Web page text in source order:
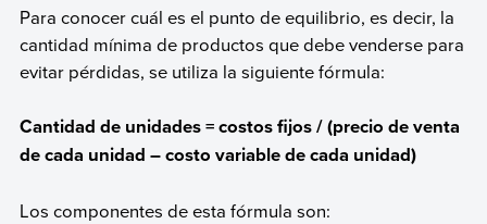
Para conocer cuál es el punto de equilibrio, es decir, la
cantidad mínima de productos que debe venderse para
evitar pérdidas, se utiliza la siguiente fórmula:
Cantidad de unidades = costos fijos / (precio de venta
de cada unidad – costo variable de cada unidad)
Los componentes de esta fórmula son: